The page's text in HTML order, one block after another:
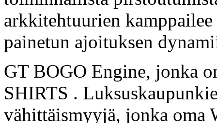
arkkitehtuurien
painetun ajoituksen
GT BOGO Engine, jonka
SHIRTS .
vähittäismyyjä, jonka oma